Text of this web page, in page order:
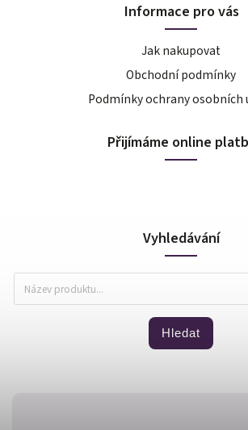
Informace pro vás
Jak nakupovat
Obchodní podmínky
Podmínky ochrany osobních
Přijímáme online
Vyhledávání
Hledat